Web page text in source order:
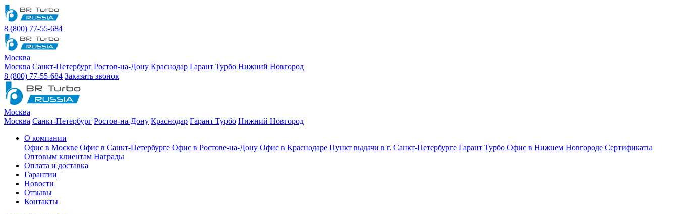
8 (800) 77-55-684
Москва
Москва Санкт-Петербург Ростов-на-Дону Краснодар Гарант Турбо Нижний Новгород
8 (800) 77-55-684 Заказать звонок
Москва
Москва Санкт-Петербург Ростов-на-Дону Краснодар Гарант Турбо Нижний Новгород
О компании
Офис в Москве Офис в Санкт-Петербурге Офис в Ростове-на-Дону Офис в Краснодаре Пункт выдачи в г. Санкт-Петербурге Гарант Турбо Офис в Нижнем Новгороде Сертификаты
Оптовым клиентам Награды
Оплата и доставка
Гарантии
Новости
Отзывы
Контакты